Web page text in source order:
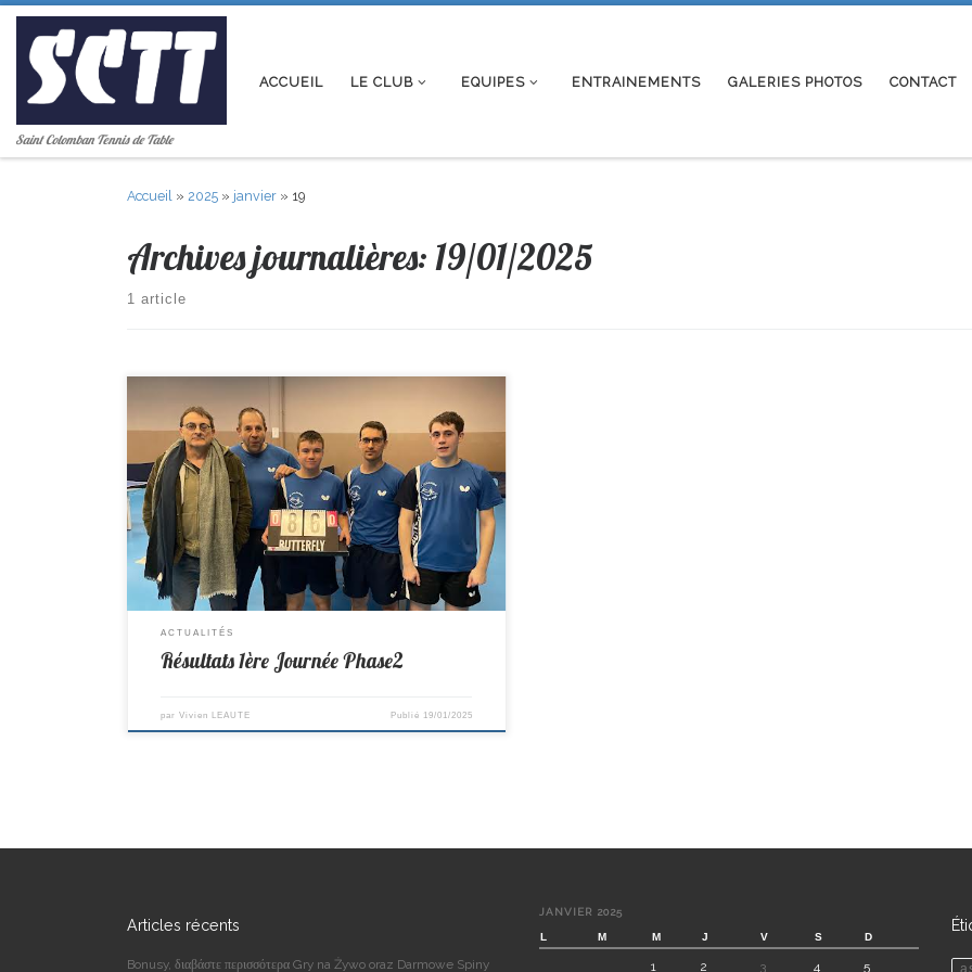
Passer au contenu
Saint Colomban Tennis de Table
ACCUEIL LE CLUB EQUIPES ENTRAINEMENTS GALERIES PHOTOS CONTACT
Accueil » 2025 » janvier » 19
Archives journalières:19/01/2025
1 article
R2-> St Sébastien 6-8 St Colomban PR-> Rezé 11–9 St
Colomban D1-> St Colomban 7–13 Loroux Bottereau D4 ->
St Colomban 9–1 Corcoue Cadets/Juniors D1-> St
Colomban 4–6 Mouzillon
ACTUALITÉS
Résultats 1ère Journée Phase2
parVivien LEAUTE Publié 19/01/2025
Articles récents
Bonusy, διαβάστε περισσότερα Gry na Żywo oraz Darmowe Spiny
JANVIER 2025
L M M J V S D
1 2 3 4 5